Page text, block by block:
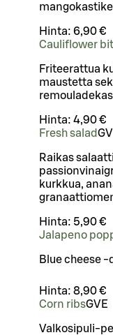
Hinta: 6,90 €
Cauliflower
Friteerattua
maustetta
Hinta: 4,90 €
Fresh saladG
Raikas
kurkkua,
Hinta: 5,90 €
Jalapeno
Blue cheese -
Hinta: 8,90 €
Corn ribsGVE
Valkosipuli-